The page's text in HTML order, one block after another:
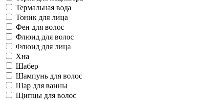
Термальная вода
Тоник для лица
Фен для волос
Флюид для волос
Флюид для лица
Хна
Шабер
Шампунь для волос
Шар для ванны
Щипцы для волос